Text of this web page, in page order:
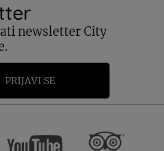
newsletter City
PRIJAVI SE